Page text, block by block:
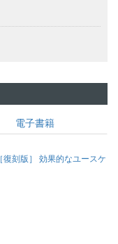
電子書籍
刻版］ 効果的なユースケ